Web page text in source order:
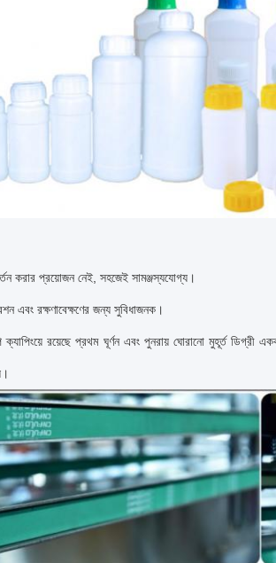
করার প্রয়োজন নেই, সহজেই সামঞ্জস্যযোগ্য।
এবং রক্ষণাবেক্ষণের জন্য সুবিধাজনক।
রয়েছে প্রথম ঘূর্ণন এবং পুনরায় ঘোরানো মুহূর্ত ডিগ্রী